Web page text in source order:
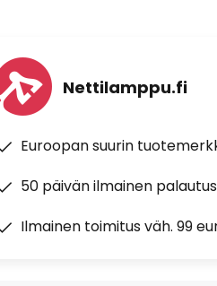
Nettilamppu.fi
Euroopan suurin
50 päivän ilmainen palautus
Ilmainen toimitus väh. 99